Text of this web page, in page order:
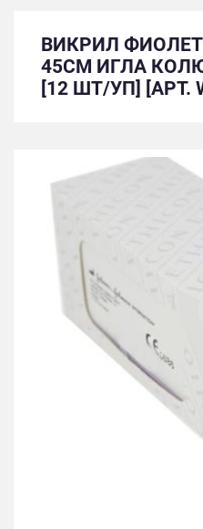
ВИКРИЛ
45СМ ИГЛА
[12 ШТ/УП] [АРТ.